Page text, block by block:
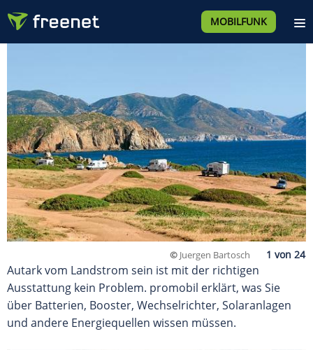
MOBILFUNK
© Juergen Bartosch
Autark vom Landstrom sein ist mit der richtigen
Ausstattung kein Problem. promobil erklärt, was Sie
über Batterien, Booster, Wechselrichter, Solaranlagen
und andere Energiequellen wissen müssen.